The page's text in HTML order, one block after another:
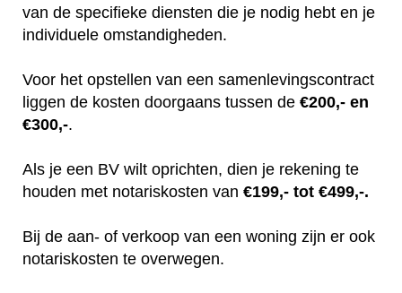
van de specifieke diensten die je nodig hebt en je
individuele omstandigheden.
Voor het opstellen van een samenlevingscontract
liggen de kosten doorgaans tussen de €200,- en
€300,-.
Als je een BV wilt oprichten, dien je rekening te
houden met notariskosten van €199,- tot €499,-.
Bij de aan- of verkoop van een woning zijn er ook
notariskosten te overwegen.